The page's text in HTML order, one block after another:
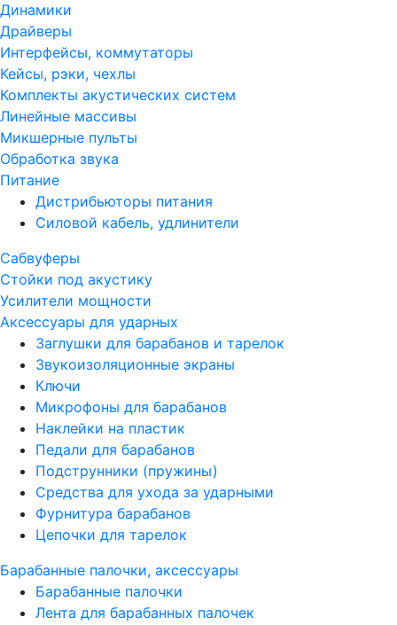
Динамики
Драйверы
Интерфейсы, коммутаторы
Кейсы, рэки, чехлы
Комплекты акустических систем
Линейные массивы
Микшерные пульты
Обработка звука
Питание
Дистрибьюторы питания
Силовой кабель, удлинители
Сабвуферы
Стойки под акустику
Усилители мощности
Аксессуары для ударных
Заглушки для барабанов и тарелок
Звукоизоляционные экраны
Ключи
Микрофоны для барабанов
Наклейки на пластик
Педали для барабанов
Подструнники (пружины)
Средства для ухода за ударными
Фурнитура барабанов
Цепочки для тарелок
Барабанные палочки, аксессуары
Барабанные палочки
Лента для барабанных палочек